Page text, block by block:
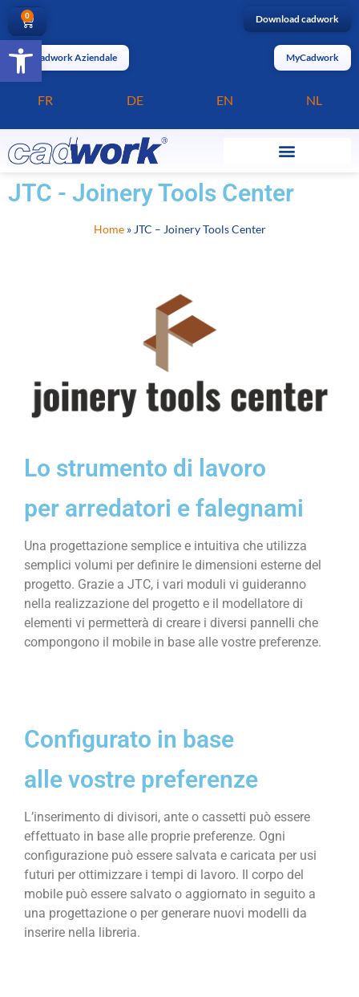
Apri la barra degli strumenti
0 Download cadwork
MyCadwork Aziendale MyCadwork
FR DE EN NL
JTC - Joinery Tools Center
Home» JTC – Joinery Tools Center
Lo strumento di lavoro
per arredatori e falegnami
Una progettazione semplice e intuitiva che utilizza
semplici volumi per definire le dimensioni esterne del
progetto. Grazie a JTC, i vari moduli vi guideranno
nella realizzazione del progetto e il modellatore di
elementi vi permetterà di creare i diversi pannelli che
compongono il mobile in base alle vostre preferenze.
Configurato in base
alle vostre preferenze
L’inserimento di divisori, ante o cassetti può essere
effettuato in base alle proprie preferenze. Ogni
configurazione può essere salvata e caricata per usi
futuri per ottimizzare i tempi di lavoro. Il corpo del
mobile può essere salvato o aggiornato in seguito a
una progettazione o per generare nuovi modelli da
inserire nella libreria.